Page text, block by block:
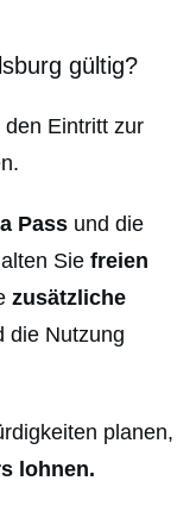
gültig?
den Eintritt zur
Pass und die
Sie freien
zusätzliche
die Nutzung
planen,
lohnen.